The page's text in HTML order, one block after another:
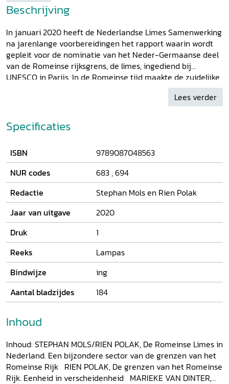
Beschrijving
In januari 2020 heeft de Nederlandse Limes Samenwerking
na jarenlange voorbereidingen het rapport waarin wordt
gepleit voor de nominatie van het Neder-Germaanse deel
van de Romeinse rijksgrens, de limes, ingediend bij
UNESCO in Parijs. In de Romeinse tijd maakte de zuidelijke
helft van Nederland deel uit van het Romeinse Rijk en
vormde het samen met een deel van Duitsland de
de limes meer in het algemeen aan de orde komt, ligt in dit
themanummer de nadruk op Nederland in de Romeinse
stil te staan bij die grens en de gevolgen van de Romeinse
aanwezigheid.
Lees verder
Specificaties
ISBN
9789087048563
NUR codes
683 ,694
Redactie
Stephan Mols en Rien Polak
Jaar van uitgave
2020
Druk
1
Reeks
Lampas
Bindwijze
ing
Aantal bladzijdes
184
Inhoud
Inhoud: STEPHAN MOLS/RIEN POLAK, De Romeinse Limes in
Nederland. Een bijzondere sector van de grenzen van het
Romeinse Rijk RIEN POLAK, De grenzen van het Romeinse
Rijk. Eenheid in verscheidenheid MARIEKE VAN DINTER,